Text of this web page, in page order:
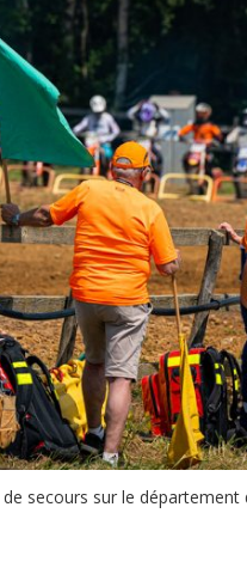
secours sur le département